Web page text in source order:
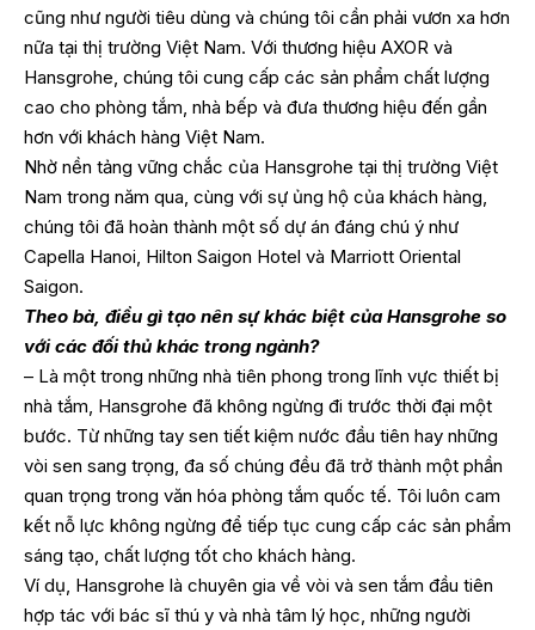
cũng như người tiêu dùng và chúng tôi cần phải vươn xa hơn
nữa tại thị trường Việt Nam. Với thương hiệu AXOR và
Hansgrohe, chúng tôi cung cấp các sản phẩm chất lượng
cao cho phòng tắm, nhà bếp và đưa thương hiệu đến gần
hơn với khách hàng Việt Nam.
Nhờ nền tảng vững chắc của Hansgrohe tại thị trường Việt
Nam trong năm qua, cùng với sự ủng hộ của khách hàng,
chúng tôi đã hoàn thành một số dự án đáng chú ý như
Capella Hanoi, Hilton Saigon Hotel và Marriott Oriental
Saigon.
Theo bà, điều gì tạo nên sự khác biệt của Hansgrohe so
với các đối thủ khác trong ngành?
– Là một trong những nhà tiên phong trong lĩnh vực thiết bị
nhà tắm, Hansgrohe đã không ngừng đi trước thời đại một
bước. Từ những tay sen tiết kiệm nước đầu tiên hay những
vòi sen sang trọng, đa số chúng đều đã trở thành một phần
quan trọng trong văn hóa phòng tắm quốc tế. Tôi luôn cam
kết nỗ lực không ngừng để tiếp tục cung cấp các sản phẩm
sáng tạo, chất lượng tốt cho khách hàng.
Ví dụ, Hansgrohe là chuyên gia về vòi và sen tắm đầu tiên
hợp tác với bác sĩ thú y và nhà tâm lý học, những người